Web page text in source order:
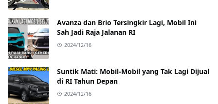
Avanza dan Brio Tersingkir Lagi, Mobil Ini
Sah Jadi Raja Jalanan RI
2024/12/16
Suntik Mati: Mobil-Mobil yang Tak Lagi Dijual
di RI Tahun Depan
2024/12/16